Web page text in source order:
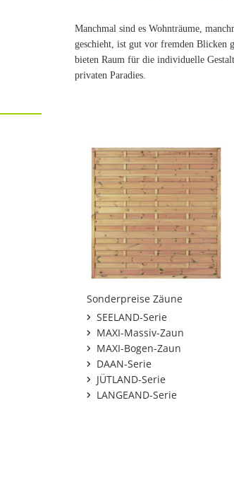
Manchmal sind es Wohnträume,
geschieht, ist gut vor fremden Blicken
bieten Raum für die individuelle
privaten Paradies.
Sonderpreise Zäune
SEELAND-Serie
MAXI-Massiv-Zaun
MAXI-Bogen-Zaun
DAAN-Serie
JÜTLAND-Serie
LANGEAND-Serie